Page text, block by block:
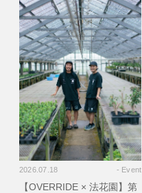
2026.07.18 - Event
【OVERRIDE × 法花園】第